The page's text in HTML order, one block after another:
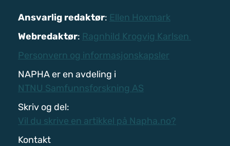
Ansvarlig redaktør: Ellen Hoxmark
Webredaktør: Ragnhild Krogvig Karlsen
Personvern og informasjonskapsler
NAPHA er en avdeling i
NTNU Samfunnsforskning AS
Skriv og del:
Vil du skrive en artikkel på Napha.no?
Kontakt